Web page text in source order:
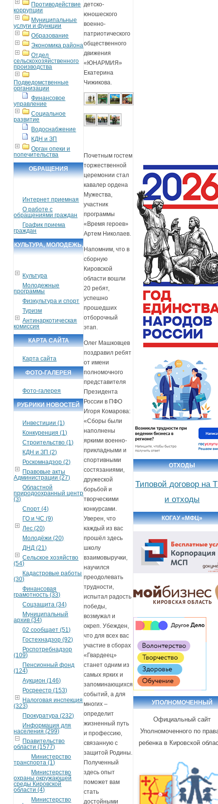
Противодействие
коррупции
Муниципальные
услуги и функции
Образование
Экономика района
Отдел
сельскохозяйственного
производства
Подведомственные
организации
Финансовое
управление
Социальное
развитие
Водоснабжение
КДН и ЗП
Орган опеки и
попечительства
ОБРАЩЕНИЯ
Интернет приемная
О работе с
обращениями граждан
График приема
граждан
КУЛЬТУРА, МОЛОДЕЖЬ,
Культура
Молодежные
программы
Физкультура и спорт
Туризм
Антинаркотическая
комиссия
КАРТА САЙТА
Карта сайта
ФОТО-ГАЛЕРЕЯ
Фото-галерея
РУБРИКИ НОВОСТЕЙ
Инвестиции (1)
Конкуренция (1)
Строительство (1)
КДН и ЗП (2)
Роскомнадзор (2)
Правовые акты
Администрации (27)
Областной
природоохранный центр
(3)
Спорт (4)
ГО и ЧС (9)
Лес (20)
Молодёжи (20)
ДНД (21)
Сельское хозяйство
(54)
Кадастровые работы
(30)
Финансовая
грамотность (33)
Соцзащита (34)
Муниципальный
архив (34)
02 сообщает (51)
Гостехнадзор (92)
Роспотребнадзор
(109)
Пенсионный фонд
(124)
Аукцион (146)
Росреестр (153)
Налоговая инспекция
(323)
Прокуратура (232)
Информация для
населения (299)
Правительство
области (1577)
Министерство
транспорта (1)
Министерство
охраны окружающей
среды Кировской
области (4)
Министерство
детско-
юношеского
военно-
патриотического
общественного
движения
«ЮНАРМИЯ»
Екатерина
Чижикова.
Почетным гостем
торжественной
церемонии стал
кавалер ордена
Мужества,
участник
программы
«Время героев»
Артем Николаев.
Напомним, что в
сборную
Кировской
области вошли
20 ребят,
успешно
прошедших
отборочный
этап.
Олег Машковцев
поздравил ребят
от имени
полномочного
представителя
Президента
России в ПФО
Игоря Комарова:
«Сборы были
наполнены
яркими военно-
прикладными и
спортивными
состязаниями,
дружеской
борьбой и
творческими
конкурсами.
Уверен, что
каждый из вас
прошёл здесь
школу
взаимовыручки,
научился
преодолевать
трудности,
испытал радость
победы,
возмужал и
окреп. Убежден,
что для всех вас
участие в сборах
«Гвардеец»
станет одним из
самых ярких и
запоминающихся
событий, а для
многих –
определит
жизненный путь
и профессию,
связанную с
защитой Родины.
Полученный
здесь опыт
поможет вам
стать
достойными
ОТХОДЫ
Типовой договор на
и отходы
КОГАУ «МФЦ»
УПОЛНОМОЧЕННЫЙ
Официальный сайт
Уполномоченного по
ребенка в Кировской